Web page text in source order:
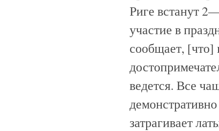
Риге встанут
участие в
сообщает, [что]
ведется. Все
затрагивает